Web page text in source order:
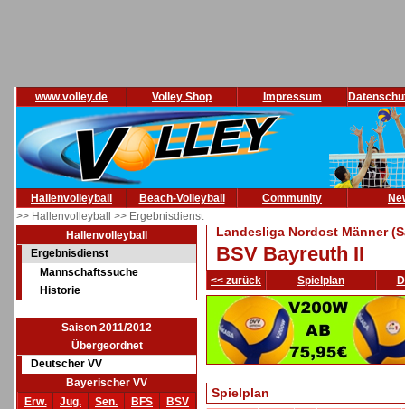
www.volley.de Volley Shop Impressum
Hallenvolleyball Beach-Volleyball Community
>> Hallenvolleyball >> Ergebnisdienst
Hallenvolleyball
Ergebnisdienst
Mannschaftssuche
Historie
Saison 2011/2012
Übergeordnet
Deutscher VV
Bayerischer VV
Erw.
Jug. Sen. BFS
BSV
Landesliga Nordost Männer
BSV Bayreuth II
<< zurück Spielplan
Spielplan